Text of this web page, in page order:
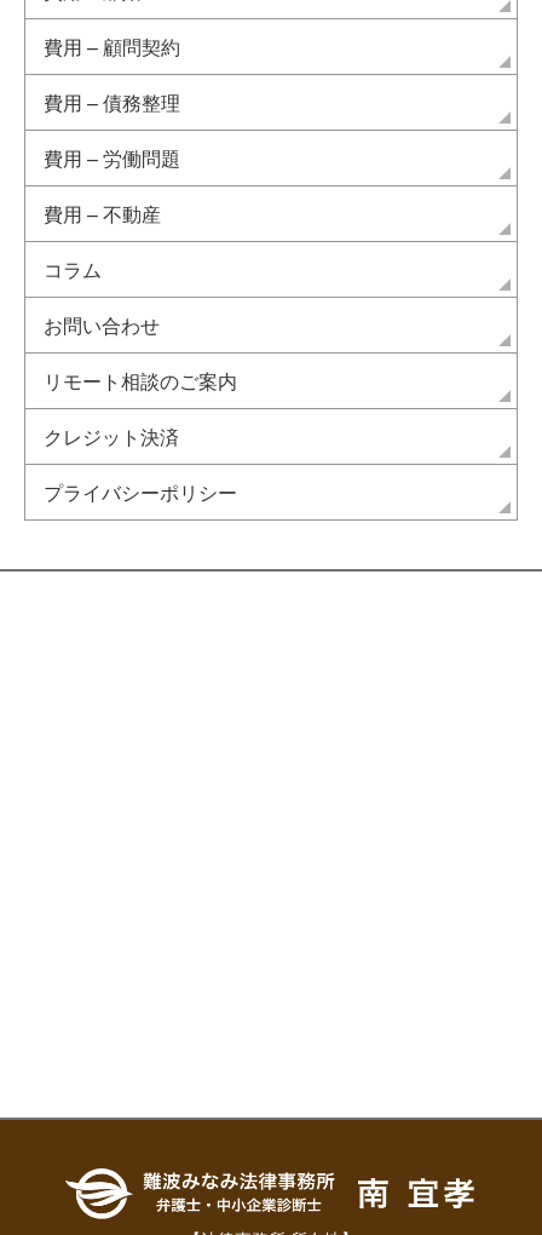
費用 – 顧問契約
費用 – 債務整理
費用 – 労働問題
費用 – 不動産
コラム
お問い合わせ
リモート相談のご案内
クレジット決済
プライバシーポリシー